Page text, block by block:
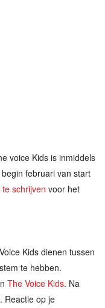
voice Kids is inmiddels
februari van start
te schrijven voor het
Kids dienen tussen
te hebben.
The Voice Kids. Na
Reactie op je